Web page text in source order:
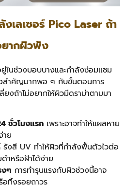
เลเซอร์ Pico Laser ถ้า
ยากผิวพัง
ยู่ในช่วงบอบบางและกำลังซ่อมแซม
สำคัญมากพอ ๆ กับขั้นตอนการ
งถ้าไม่อยากให้ผิวมีดราม่าตามมา
ชั่วโมงแรก เพราะอาจทำให้แผลหาย
าย
รังสี UV ทำให้ผิวที่กำลังฟื้นตัวไวต่อ
ำหรือฝ้าได้ง่าย
ๆ การทำรุนแรงกับผิวช่วงนี้อาจ
อทิ้งรอยถาวร